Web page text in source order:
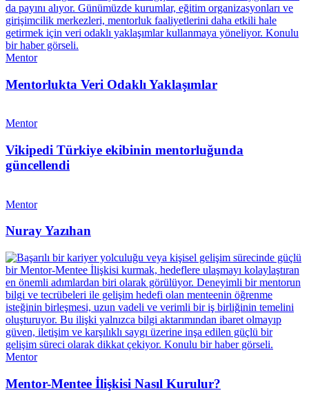
Mentor
Mentorlukta Veri Odaklı Yaklaşımlar
Mentor
Vikipedi Türkiye ekibinin mentorluğunda
güncellendi
Mentor
Nuray Yazıhan
Mentor
Mentor-Mentee İlişkisi Nasıl Kurulur?